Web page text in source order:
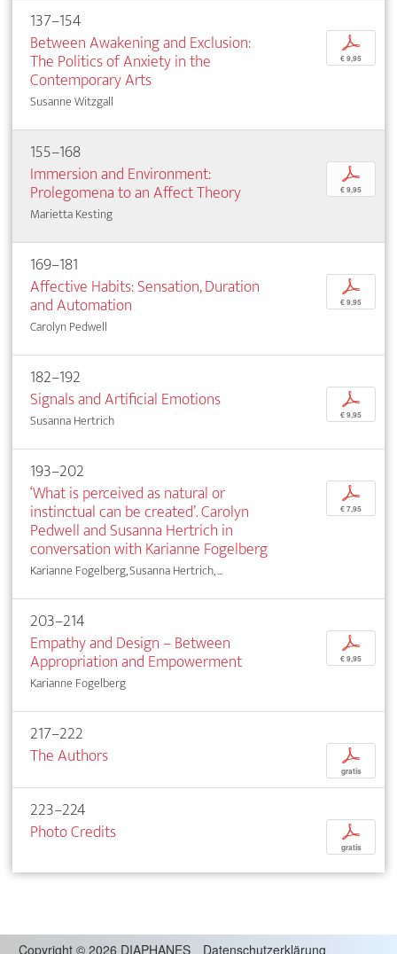
137–154
Between Awakening and Exclusion:
The Politics of Anxiety in the
Contemporary Arts
Susanne Witzgall
p
€ 9,95
155–168
Immersion and Environment:
Prolegomena to an Affect Theory
Marietta Kesting
p
€ 9,95
169–181
Affective Habits: Sensation, Duration
and Automation
Carolyn Pedwell
p
€ 9,95
182–192
Signals and Artificial Emotions
Susanna Hertrich
p
€ 9,95
193–202
‘What is perceived as natural or
instinctual can be created’. Carolyn
Pedwell and Susanna Hertrich in
conversation with Karianne Fogelberg
Karianne Fogelberg, Susanna Hertrich, ...
p
€ 7,95
203–214
Empathy and Design – Between
Appropriation and Empowerment
Karianne Fogelberg
p
€ 9,95
217–222
The Authors
p
gratis
223–224
Photo Credits
p
gratis
Copyright © 2026 DIAPHANES Datenschutzerklärung